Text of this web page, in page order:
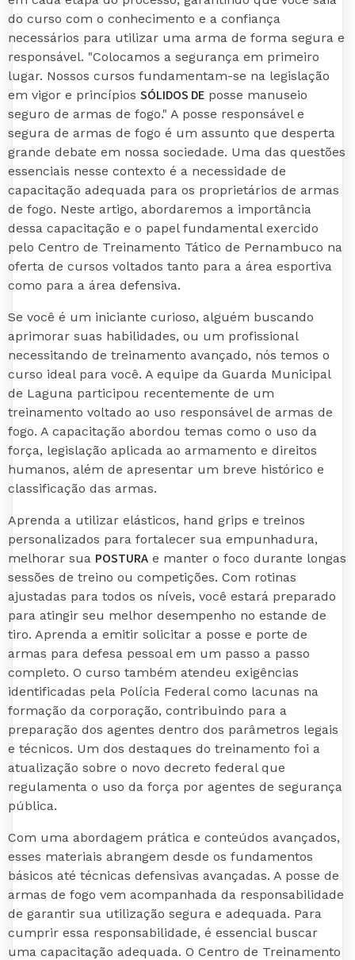
do curso com o conhecimento e a confiança
necessários para utilizar uma arma de forma segura e
responsável. "Colocamos a segurança em primeiro
lugar. Nossos cursos fundamentam-se na legislação
em vigor e princípios SÓLIDOS DE posse manuseio
seguro de armas de fogo." A posse responsável e
segura de armas de fogo é um assunto que desperta
grande debate em nossa sociedade. Uma das questões
essenciais nesse contexto é a necessidade de
capacitação adequada para os proprietários de armas
de fogo. Neste artigo, abordaremos a importância
dessa capacitação e o papel fundamental exercido
pelo Centro de Treinamento Tático de Pernambuco na
oferta de cursos voltados tanto para a área esportiva
como para a área defensiva.
Se você é um iniciante curioso, alguém buscando
aprimorar suas habilidades, ou um profissional
necessitando de treinamento avançado, nós temos o
curso ideal para você. A equipe da Guarda Municipal
de Laguna participou recentemente de um
treinamento voltado ao uso responsável de armas de
fogo. A capacitação abordou temas como o uso da
força, legislação aplicada ao armamento e direitos
humanos, além de apresentar um breve histórico e
classificação das armas.
Aprenda a utilizar elásticos, hand grips e treinos
personalizados para fortalecer sua empunhadura,
melhorar sua POSTURA e manter o foco durante longas
sessões de treino ou competições. Com rotinas
ajustadas para todos os níveis, você estará preparado
para atingir seu melhor desempenho no estande de
tiro. Aprenda a emitir solicitar a posse e porte de
armas para defesa pessoal em um passo a passo
completo. O curso também atendeu exigências
identificadas pela Polícia Federal como lacunas na
formação da corporação, contribuindo para a
preparação dos agentes dentro dos parâmetros legais
e técnicos. Um dos destaques do treinamento foi a
atualização sobre o novo decreto federal que
regulamenta o uso da força por agentes de segurança
pública.
Com uma abordagem prática e conteúdos avançados,
esses materiais abrangem desde os fundamentos
básicos até técnicas defensivas avançadas. A posse de
armas de fogo vem acompanhada da responsabilidade
de garantir sua utilização segura e adequada. Para
cumprir essa responsabilidade, é essencial buscar
uma capacitação adequada. O Centro de Treinamento